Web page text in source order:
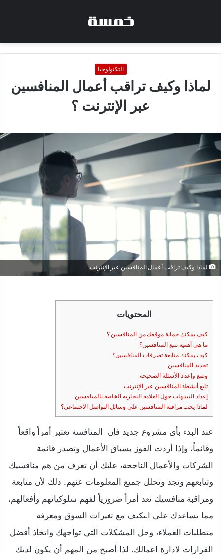
التكنولوجيا
لماذا وكيف تراقب أعمال المنافسين
عبر الإنترنت ؟
لماذا وكيف تراقب أعمال المنافسين عبر الإنترنت
المحتويات
كيف يمكنك حماية موقعك من المنافسين ؟
ما هي أهمية تتبع المنافسين؟
كيف يمكنك متابعة تصرفات المنافسين؟
تحديد المنافسين
وضع وإعداد الأسئلة الصحيحة
تابع أنشطة المنافسين عبر الإنترنت
إعداد التنبيهات حول العلامة التجارية الخاصة بالمنافسين
لماذا يجب مراقبة المنافسين على وسائل التواصل الاجتماعي؟
عند البدء بأي مشروع جديد فإن المنافسة تعتبر أمراً واقعاً
وقائماً، وإذا أردت الفوز بسباق الأعمال وتصدر قائمة
الشركات والأعمال الناجحة، عليك أن تعرف من هم منافسيك
وتتابعهم وتجد وتحلل جميع المعلومات عنهم. ذلك لأن متابعة
ومراقبة منافسيك تعد أمراً ضرورياً لفهم سلوكياتهم وأفعالهم،
مما يساعدك على التكيف مع تغيرات السوق ومعرفة
متطلبات العملاء، وحل المشكلات التي تواجهك واتخاذ أفضل
القرارات لادارة اعمالك. لذا أصبح من المهم أن يكون لديك